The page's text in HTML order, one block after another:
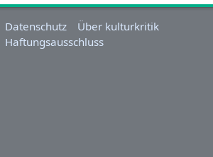
Datenschutz
Über kulturkritik
Haftungsausschluss